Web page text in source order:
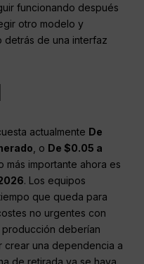
funcionando después
otro modelo y
de una interfaz
actualmente De
, o De $0.05 a
más importante ahora es
. Los equipos
que queda para
no urgentes con
deberían
crear una dependencia a
de retirada ya se haya